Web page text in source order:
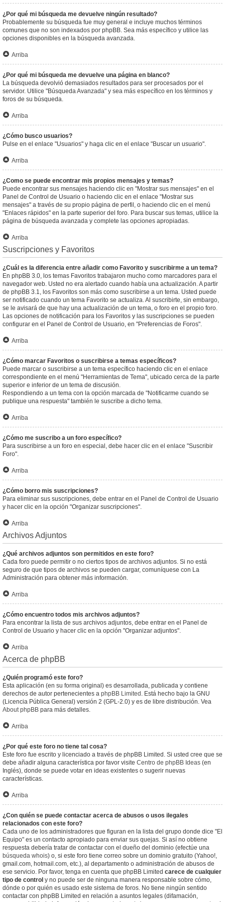
¿Por qué mi búsqueda me devuelve ningún resultado?
Probablemente su búsqueda fue muy general e incluye muchos términos
comunes que no son indexados por phpBB. Sea más específico y utilice las
opciones disponibles en la búsqueda avanzada.
Arriba
¿Por qué mi búsqueda me devuelve una página en blanco?
La búsqueda devolvió demasiados resultados para ser procesados por el
servidor. Utilice "Búsqueda Avanzada" y sea más específico en los términos y
foros de su búsqueda.
Arriba
¿Cómo busco usuarios?
Pulse en el enlace "Usuarios" y haga clic en el enlace "Buscar un usuario".
Arriba
¿Como se puede encontrar mis propios mensajes y temas?
Puede encontrar sus mensajes haciendo clic en "Mostrar sus mensajes" en el
Panel de Control de Usuario o haciendo clic en el enlace "Mostrar sus
mensajes" a través de su propio página de perfil, o haciendo clic en el menú
"Enlaces rápidos" en la parte superior del foro. Para buscar sus temas, utilice la
página de búsqueda avanzada y complete las opciones apropiadas.
Arriba
Suscripciones y Favoritos
¿Cuál es la diferencia entre añadir como Favorito y suscribirme a un tema?
En phpBB 3.0, los temas Favoritos trabajaron mucho como marcadores para el
navegador web. Usted no era alertado cuando había una actualización. A partir
de phpBB 3.1, los Favoritos son más como suscribirse a un tema. Usted puede
ser notificado cuando un tema Favorito se actualiza. Al suscribirte, sin embargo,
se le avisará de que hay una actualización de un tema, o foro en el propio foro.
Las opciones de notificación para los Favoritos y las suscripciones se pueden
configurar en el Panel de Control de Usuario, en "Preferencias de Foros".
Arriba
¿Cómo marcar Favoritos o suscribirse a temas específicos?
Puede marcar o suscribirse a un tema específico haciendo clic en el enlace
correspondiente en el menú "Herramientas de Tema", ubicado cerca de la parte
superior e inferior de un tema de discusión.
Respondiendo a un tema con la opción marcada de "Notificarme cuando se
publique una respuesta" también le suscribe a dicho tema.
Arriba
¿Cómo me suscribo a un foro específico?
Para suscribirse a un foro en especial, debe hacer clic en el enlace "Suscribir
Foro".
Arriba
¿Cómo borro mis suscripciones?
Para eliminar sus suscripciones, debe entrar en el Panel de Control de Usuario
y hacer clic en la opción "Organizar suscripciones".
Arriba
Archivos Adjuntos
¿Qué archivos adjuntos son permitidos en este foro?
Cada foro puede permitir o no ciertos tipos de archivos adjuntos. Si no está
seguro de que tipos de archivos se pueden cargar, comuníquese con La
Administración para obtener más información.
Arriba
¿Cómo encuentro todos mis archivos adjuntos?
Para encontrar la lista de sus archivos adjuntos, debe entrar en el Panel de
Control de Usuario y hacer clic en la opción "Organizar adjuntos".
Arriba
Acerca de phpBB
¿Quién programó este foro?
Esta aplicación (en su forma original) es desarrollada, publicada y contiene
derechos de autor pertenecientes a phpBB Limited . Está hecho bajo la GNU
(Licencia Pública General) versión 2 (GPL-2.0) y es de libre distribución. Vea
About phpBB para más detalles.
Arriba
¿Por qué este foro no tiene tal cosa?
Este foro fue escrito y licenciado a través de phpBB Limited. Si usted cree que se
debe añadir alguna característica por favor visite Centro de phpBB Ideas (en
Inglés), donde se puede votar en ideas existentes o sugerir nuevas
características.
Arriba
¿Con quién se puede contactar acerca de abusos o usos ilegales
relacionados con este foro?
Cada uno de los administradores que figuran en la lista del grupo donde dice "El
Equipo" es un contacto apropiado para enviar sus quejas. Si así no obtiene
respuesta debería tratar de contactar con el dueño del dominio (efectúe una
búsqueda whois) o, si este foro tiene correo sobre un dominio gratuito (Yahoo!,
gmail.com, hotmail.com, etc.), al departamento o administración de abusos de
ese servicio. Por favor, tenga en cuenta que phpBB Limited carece de cualquier
tipo de control y no puede ser de ninguna manera responsable sobre cómo,
dónde o por quién es usado este sistema de foros. No tiene ningún sentido
contactar con phpBB Limited en relación a asuntos legales (difamación,